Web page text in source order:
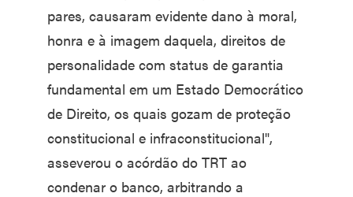
pares, causaram evidente dano à moral,
honra e à imagem daquela, direitos de
personalidade com status de garantia
fundamental em um Estado Democrático
de Direito, os quais gozam de proteção
constitucional e infraconstitucional",
asseverou o acórdão do TRT ao
condenar o banco, arbitrando a